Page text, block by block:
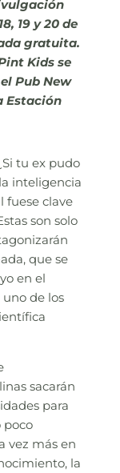
19 y 20 de
gratuita.
Kids se
Pub New
Estación
tu ex pudo
inteligencia
fuese clave
son solo
que se
en el
de los
sacarán
para
poco
vez más en
la